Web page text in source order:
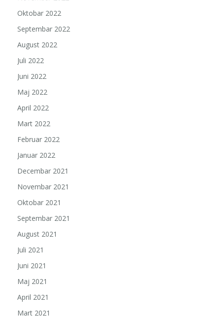
Oktobar 2022
Septembar 2022
August 2022
Juli 2022
Juni 2022
Maj 2022
April 2022
Mart 2022
Februar 2022
Januar 2022
Decembar 2021
Novembar 2021
Oktobar 2021
Septembar 2021
August 2021
Juli 2021
Juni 2021
Maj 2021
April 2021
Mart 2021